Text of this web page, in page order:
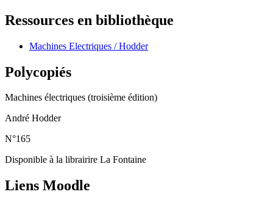
Ressources en bibliothèque
Machines Electriques / Hodder
Polycopiés
Machines électriques (troisième édition)
André Hodder
N°165
Disponible à la librairire La Fontaine
Liens Moodle